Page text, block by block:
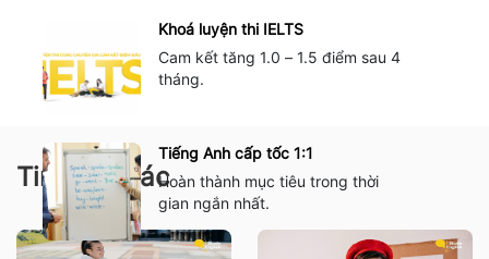
Khoá luyện thi IELTS
Cam kết tăng 1.0 – 1.5 điểm sau 4
tháng.
Tiếng Anh cấp tốc 1:1
Hoàn thành mục tiêu trong thời
gian ngắn nhất.
Tin tức khác